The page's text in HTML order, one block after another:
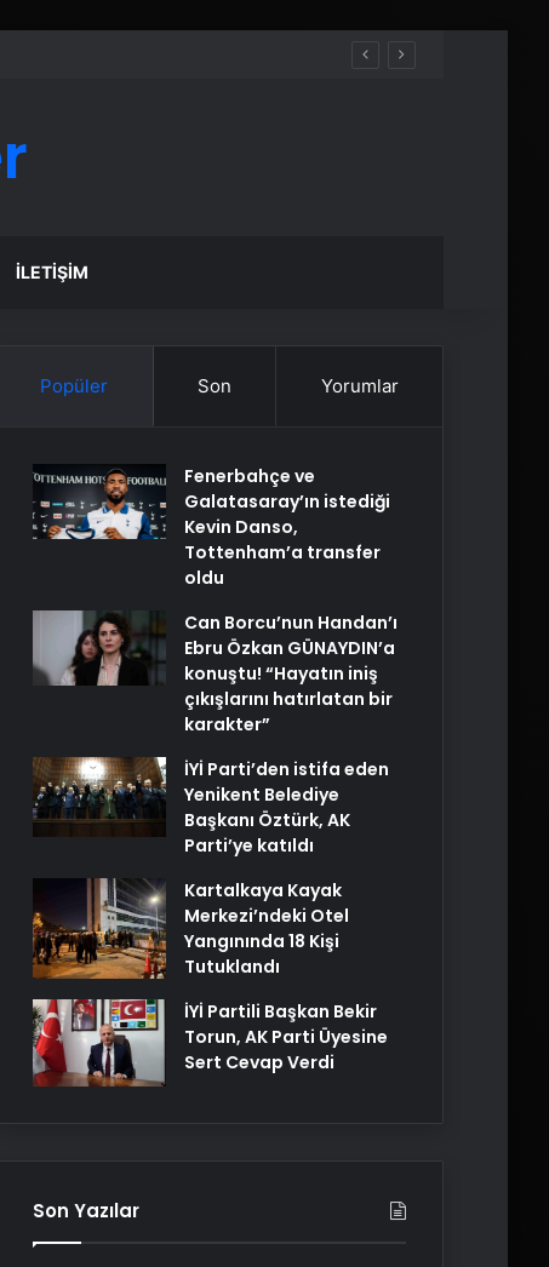
İLETIŞIM
Popüler Son Yorumlar
Fenerbahçe ve
Galatasaray’ın istediği
Kevin Danso,
Tottenham’a transfer
oldu
Can Borcu’nun Handan’ı
Ebru Özkan GÜNAYDIN’a
konuştu! “Hayatın iniş
çıkışlarını hatırlatan bir
karakter”
İYİ Parti’den istifa eden
Yenikent Belediye
Başkanı Öztürk, AK
Parti’ye katıldı
Kartalkaya Kayak
Merkezi’ndeki Otel
Yangınında 18 Kişi
Tutuklandı
İYİ Partili Başkan Bekir
Torun, AK Parti Üyesine
Sert Cevap Verdi
Son Yazılar